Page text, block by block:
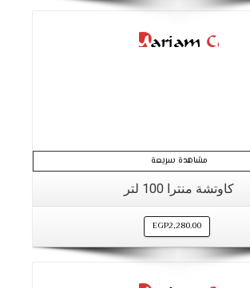
مشاهدة سريعة
كاوتشة منترا 100 لتر
EGP2,280.00